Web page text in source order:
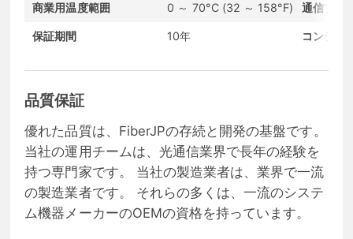
商業用温度範囲 0 ～ 70°C (32 ～ 158°F) 通信プロ
保証期間 10年 コンディ
品質保証
優れた品質は、FiberJPの存続と開発の基盤です。
当社の運用チームは、光通信業界で長年の経験を
持つ専門家です。 当社の製造業者は、業界で一流
の製造業者です。 それらの多くは、一流のシステ
ム機器メーカーのOEMの資格を持っています。